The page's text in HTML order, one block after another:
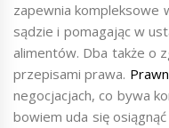
zapewnia kompleksowe
sądzie i pomagając w
alimentów. Dba także o
przepisami prawa.
negocjacjach, co bywa
bowiem uda się